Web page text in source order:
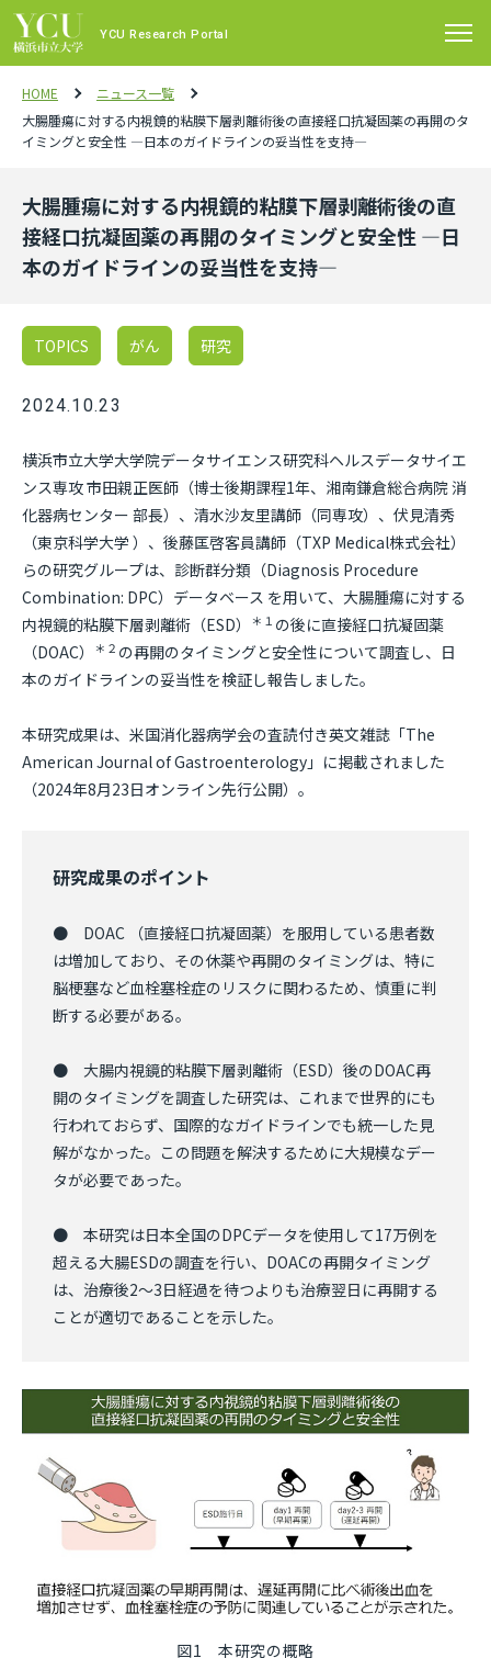
YCU Research Portal
HOME
ニュース一覧
大腸腫瘍に対する内視鏡的粘膜下層剥離術後の直接経口抗凝固薬の再開のタ
イミングと安全性 —日本のガイドラインの妥当性を支持—
大腸腫瘍に対する内視鏡的粘膜下層剥離術後の直
接経口抗凝固薬の再開のタイミングと安全性 —日
本のガイドラインの妥当性を支持—
TOPICS がん 研究
2024.10.23
横浜市立大学大学院データサイエンス研究科ヘルスデータサイエ
ンス専攻 市田親正医師（博士後期課程1年、湘南鎌倉総合病院 消
化器病センター 部長）、清水沙友里講師（同専攻）、伏見清秀
（東京科学大学 ）、後藤匡啓客員講師（TXP Medical株式会社）
らの研究グループは、診断群分類（Diagnosis Procedure
Combination: DPC）データベース を用いて、大腸腫瘍に対する
内視鏡的粘膜下層剥離術（ESD）
＊１ の後に直接経口抗凝固薬
（DOAC）
＊２ の再開のタイミングと安全性について調査し、日
本のガイドラインの妥当性を検証し報告しました。
本研究成果は、米国消化器病学会の査読付き英文雑誌「The
American Journal of Gastroenterology」に掲載されました
（2024年8月23日オンライン先行公開）。
研究成果のポイント
● DOAC （直接経口抗凝固薬）を服用している患者数
は増加しており、その休薬や再開のタイミングは、特に
脳梗塞など血栓塞栓症のリスクに関わるため、慎重に判
断する必要がある。
● 大腸内視鏡的粘膜下層剥離術（ESD）後のDOAC再
開のタイミングを調査した研究は、これまで世界的にも
行われておらず、国際的なガイドラインでも統一した見
解がなかった。この問題を解決するために大規模なデー
タが必要であった。
● 本研究は日本全国のDPCデータを使用して17万例を
超える大腸ESDの調査を行い、DOACの再開タイミング
は、治療後2～3日経過を待つよりも治療翌日に再開する
ことが適切であることを示した。
図1 本研究の概略